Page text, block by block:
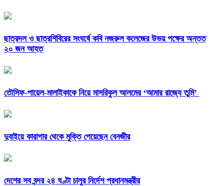
ছাত্রদল ও ছাত্রশিবিরের সংঘর্ষে কবি নজরুল কলেজের উভয় পক্ষের অন্তত
২০ জন আহত
তৌসিফ-পায়েল-মালাইকাকে নিয়ে মাসরিকুল আলমের ‘আমার রাজ্যে তুমি’
দুবাইয়ে কারাগার থেকে মুক্তি পেয়েছেন বেনজীর
দেশের সব বন্দর ২৪ ঘণ্টা চালুর নির্দেশ প্রধানমন্ত্রীর